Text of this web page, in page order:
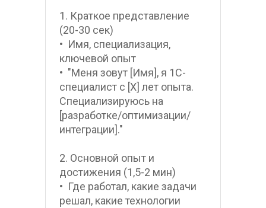
1. Краткое представление
(20-30 сек)
•  Имя, специализация,
ключевой опыт
•  "Меня зовут [Имя], я 1С-
специалист с [X] лет опыта.
Специализируюсь на
[разработке/оптимизации/
интеграции]."
2. Основной опыт и
достижения (1,5-2 мин)
•  Где работал, какие задачи
решал, какие технологии